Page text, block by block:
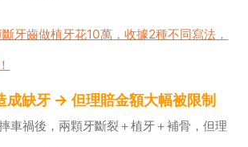
牙齒做植牙花10萬，收據2種不同寫法，
成缺牙 → 但理賠金額大幅被限制
車禍後，兩顆牙斷裂＋植牙＋補骨，但理